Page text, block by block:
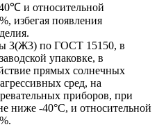
и относительной
избегая появления
3(Ж3) по ГОСТ 15150, в
упаковке, в
прямых солнечных
сред, на
приборов, при
ниже -40°С, и относительной